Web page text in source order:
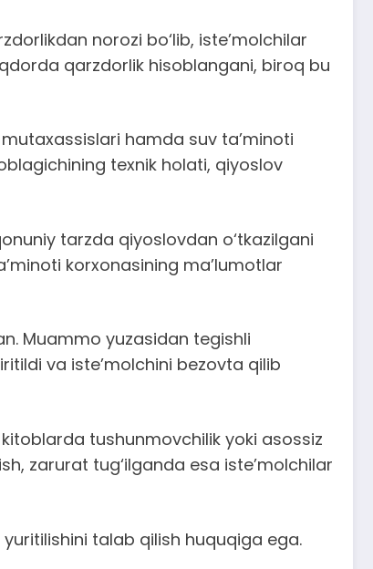
norozi bo‘lib, iste’molchilar
qarzdorlik hisoblangani, biroq bu
hamda suv ta’minoti
texnik holati, qiyoslov
tarzda qiyoslovdan o‘tkazilgani
korxonasining ma’lumotlar
Muammo yuzasidan tegishli
va iste’molchini bezovta qilib
tushunmovchilik yoki asossiz
zarurat tug‘ilganda esa iste’molchilar
talab qilish huquqiga ega.